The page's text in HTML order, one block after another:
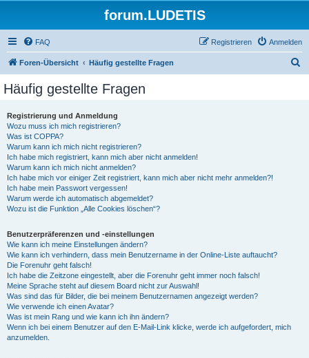
forum.LUDETIS
FAQ Anmelden
Registrieren
Foren-Übersicht Häufig gestellte Fragen
Häufig gestellte Fragen
Registrierung und Anmeldung
Wozu muss ich mich registrieren?
Was ist COPPA?
Warum kann ich mich nicht registrieren?
Ich habe mich registriert, kann mich aber nicht anmelden!
Warum kann ich mich nicht anmelden?
Ich habe mich vor einiger Zeit registriert, kann mich aber nicht mehr anmelden?!
Ich habe mein Passwort vergessen!
Warum werde ich automatisch abgemeldet?
Wozu ist die Funktion „Alle Cookies löschen“?
Benutzerpräferenzen und -einstellungen
Wie kann ich meine Einstellungen ändern?
Wie kann ich verhindern, dass mein Benutzername in der Online-Liste auftaucht?
Die Forenuhr geht falsch!
Ich habe die Zeitzone eingestellt, aber die Forenuhr geht immer noch falsch!
Meine Sprache steht auf diesem Board nicht zur Auswahl!
Was sind das für Bilder, die bei meinem Benutzernamen angezeigt werden?
Wie verwende ich einen Avatar?
Was ist mein Rang und wie kann ich ihn ändern?
Wenn ich bei einem Benutzer auf den E-Mail-Link klicke, werde ich aufgefordert, mich
anzumelden.